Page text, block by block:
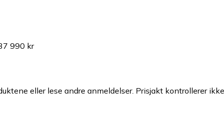
990 kr
eller lese andre anmeldelser. Prisjakt kontrollerer